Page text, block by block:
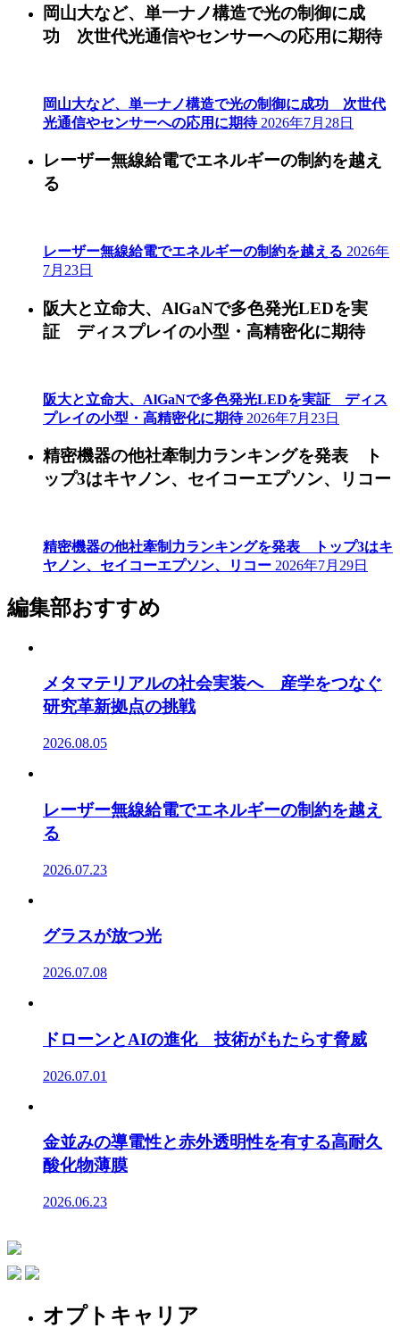
岡山大など、単一ナノ構造で光の制御に成
功 次世代光通信やセンサーへの応用に期待
岡山大など、単一ナノ構造で光の制御に成功 次世代
光通信やセンサーへの応用に期待 2026年7月28日
レーザー無線給電でエネルギーの制約を越え
る
レーザー無線給電でエネルギーの制約を越える 2026年
7月23日
阪大と立命大、AlGaNで多色発光LEDを実
証 ディスプレイの小型・高精密化に期待
阪大と立命大、AlGaNで多色発光LEDを実証 ディス
プレイの小型・高精密化に期待 2026年7月23日
精密機器の他社牽制力ランキングを発表 ト
ップ3はキヤノン、セイコーエプソン、リコー
精密機器の他社牽制力ランキングを発表 トップ3はキ
ヤノン、セイコーエプソン、リコー 2026年7月29日
編集部おすすめ
メタマテリアルの社会実装へ 産学をつなぐ
研究革新拠点の挑戦
2026.08.05
レーザー無線給電でエネルギーの制約を越え
る
2026.07.23
グラスが放つ光
2026.07.08
ドローンとAIの進化 技術がもたらす脅威
2026.07.01
金並みの導電性と赤外透明性を有する高耐久
酸化物薄膜
2026.06.23
オプトキャリア